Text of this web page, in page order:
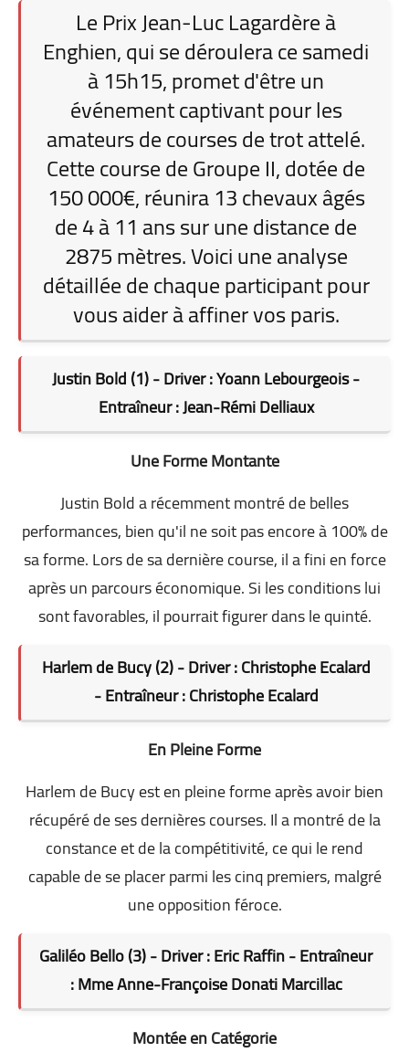
Le Prix Jean-Luc Lagardère à
Enghien, qui se déroulera ce samedi
à 15h15, promet d'être un
événement captivant pour les
amateurs de courses de trot attelé.
Cette course de Groupe II, dotée de
150 000€, réunira 13 chevaux âgés
de 4 à 11 ans sur une distance de
2875 mètres. Voici une analyse
détaillée de chaque participant pour
vous aider à affiner vos paris.
Justin Bold (1) - Driver : Yoann Lebourgeois -
Entraîneur : Jean-Rémi Delliaux
Une Forme Montante
Justin Bold a récemment montré de belles
performances, bien qu'il ne soit pas encore à 100% de
sa forme. Lors de sa dernière course, il a fini en force
après un parcours économique. Si les conditions lui
sont favorables, il pourrait figurer dans le quinté.
Harlem de Bucy (2) - Driver : Christophe Ecalard
- Entraîneur : Christophe Ecalard
En Pleine Forme
Harlem de Bucy est en pleine forme après avoir bien
récupéré de ses dernières courses. Il a montré de la
constance et de la compétitivité, ce qui le rend
capable de se placer parmi les cinq premiers, malgré
une opposition féroce.
Galiléo Bello (3) - Driver : Eric Raffin - Entraîneur
: Mme Anne-Françoise Donati Marcillac
Montée en Catégorie